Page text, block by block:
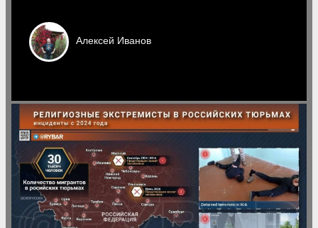
Алексей Иванов